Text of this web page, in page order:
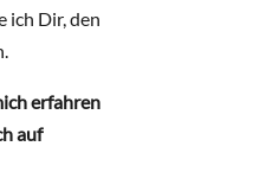
ich Dir, den
erfahren
auf